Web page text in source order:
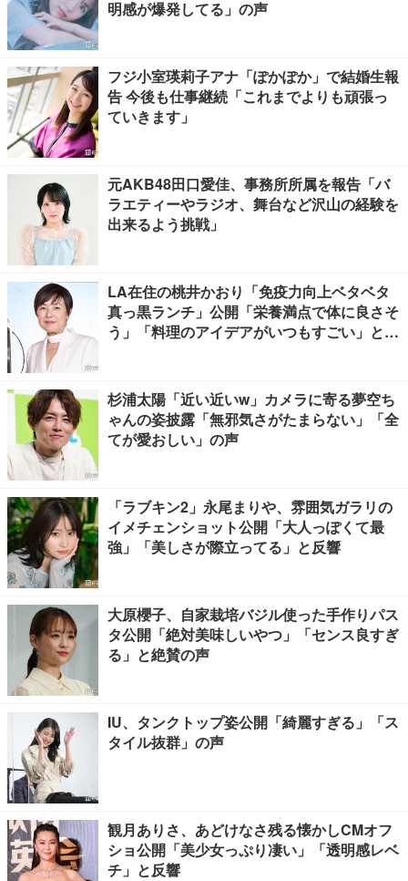
明感が爆発してる」の声
フジ小室瑛莉子アナ「ぽかぽか」で結婚生報
告 今後も仕事継続「これまでよりも頑張っ
ていきます」
元AKB48田口愛佳、事務所所属を報告「バ
ラエティーやラジオ、舞台など沢山の経験を
出来るよう挑戦」
LA在住の桃井かおり「免疫力向上ベタベタ
真っ黒ランチ」公開「栄養満点で体に良さそ
う」「料理のアイデアがいつもすごい」と反
杉浦太陽「近い近いw」カメラに寄る夢空ち
ゃんの姿披露「無邪気さがたまらない」「全
てが愛おしい」の声
「ラブキン2」永尾まりや、雰囲気ガラリの
イメチェンショット公開「大人っぽくて最
強」「美しさが際立ってる」と反響
大原櫻子、自家栽培バジル使った手作りパス
タ公開「絶対美味しいやつ」「センス良すぎ
る」と絶賛の声
IU、タンクトップ姿公開「綺麗すぎる」「ス
タイル抜群」の声
観月ありさ、あどけなさ残る懐かしCMオフ
ショ公開「美少女っぷり凄い」「透明感レベ
チ」と反響